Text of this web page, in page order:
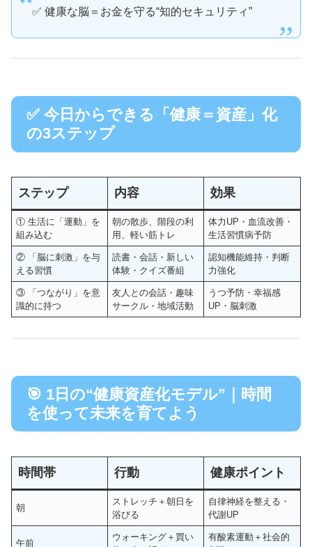
✅ 健康な脳＝お金を守る“知的セキュリティ”
✅ 今日からできる「健康＝資産」化
の3ステップ
ステップ 内容 効果
① 生活に「運動」を
組み込む
朝の散歩、階段の利
用、軽い筋トレ
体力UP・血流改善・
生活習慣病予防
② 「脳に刺激」を与
える習慣
読書・会話・新しい
体験・クイズ番組
認知機能維持・判断
力強化
③ 「つながり」を意
識的に持つ
友人との会話・趣味
サークル・地域活動
うつ予防・幸福感
UP・脳刺激
🎯 1日の“健康資産化モデル”｜時間
を使って未来を育てよう
時間帯 行動 健康ポイント
朝
ストレッチ＋朝日を
浴びる
自律神経を整える・
代謝UP
午前
ウォーキング＋買い
有酸素運動＋社会的